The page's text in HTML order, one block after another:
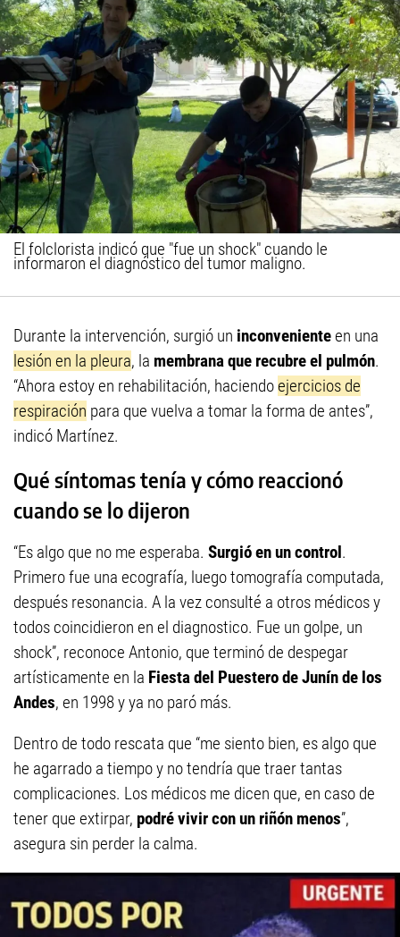
El folclorista indicó que "fue un shock" cuando le
informaron el diagnóstico del tumor maligno.
Durante la intervención, surgió un inconvenienteen una
lesión en la pleura, la membrana que recubre el pulmón.
“Ahora estoy en rehabilitación, haciendoejercicios de
respiración para que vuelva a tomar la forma de antes”,
indicó Martínez.
Qué síntomas tenía y cómo reaccionó
cuando se lo dijeron
“Es algo que no me esperaba. Surgió en un control.
Primero fue una ecografía, luego tomografía computada,
después resonancia. A la vez consulté a otros médicos y
todos coincidieron en el diagnostico. Fue un golpe, un
shock”, reconoce Antonio, que terminó de despegar
artísticamente en la Fiesta del Puestero de Junín de los
Andes, en 1998 y ya no paró más.
Dentro de todo rescata que “me siento bien, es algo que
he agarrado a tiempo y no tendría que traer tantas
complicaciones. Los médicos me dicen que, en caso de
tener que extirpar, podré vivir con un riñón menos”,
asegura sin perder la calma.